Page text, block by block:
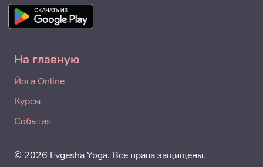
На главную
Йога Online
Курсы
События
© 2026 Evgesha Yoga. Все права защищены.